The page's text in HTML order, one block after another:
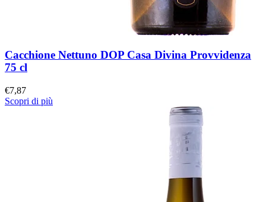
Cacchione Nettuno DOP Casa Divina Provvidenza
75 cl
€7,87
Scopri di più